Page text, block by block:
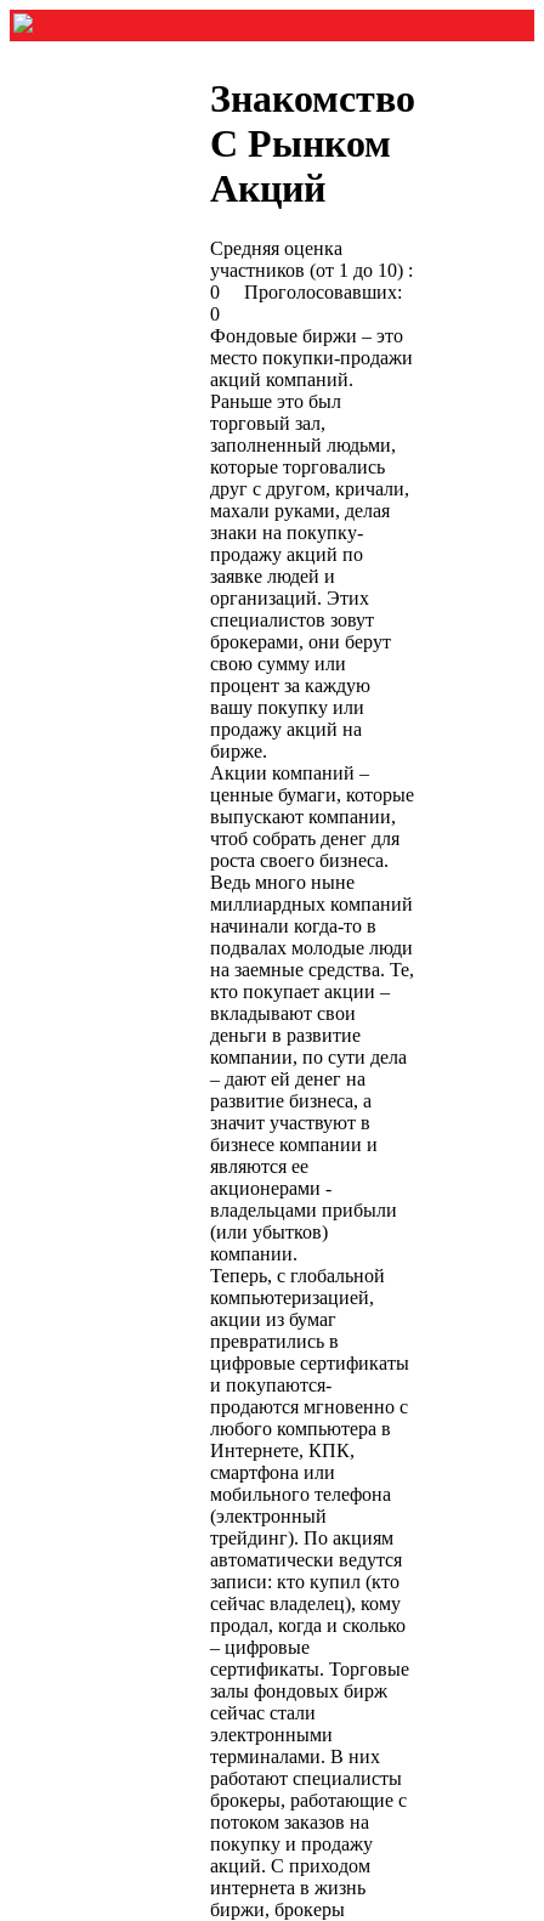
Знакомство
С Рынком
Акций
Средняя оценка
участников (от 1 до 10) :
0 Проголосовавших:
0
Фондовые биржи – это
место покупки-продажи
акций компаний.
Раньше это был
торговый зал,
заполненный людьми,
которые торговались
друг с другом, кричали,
махали руками, делая
знаки на покупку-
продажу акций по
заявке людей и
организаций. Этих
специалистов зовут
брокерами, они берут
свою сумму или
процент за каждую
вашу покупку или
продажу акций на
бирже.
Акции компаний –
ценные бумаги, которые
выпускают компании,
чтоб собрать денег для
роста своего бизнеса.
Ведь много ныне
миллиардных компаний
начинали когда-то в
подвалах молодые люди
на заемные средства. Те,
кто покупает акции –
вкладывают свои
деньги в развитие
компании, по сути дела
– дают ей денег на
развитие бизнеса, а
значит участвуют в
бизнесе компании и
являются ее
акционерами -
владельцами прибыли
(или убытков)
компании.
Теперь, с глобальной
компьютеризацией,
акции из бумаг
превратились в
цифровые сертификаты
и покупаются-
продаются мгновенно с
любого компьютера в
Интернете, КПК,
смартфона или
мобильного телефона
(электронный
трейдинг). По акциям
автоматически ведутся
записи: кто купил (кто
сейчас владелец), кому
продал, когда и сколько
– цифровые
сертификаты. Торговые
залы фондовых бирж
сейчас стали
электронными
терминалами. В них
работают специалисты
брокеры, работающие с
потоком заказов на
покупку и продажу
акций. С приходом
интернета в жизнь
биржи, брокеры